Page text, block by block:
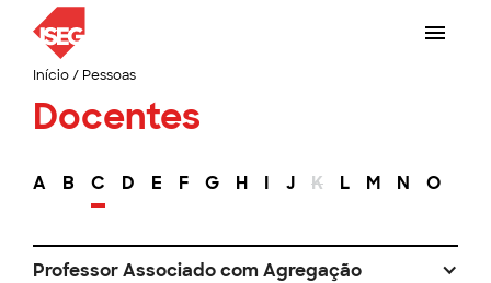
Início/ Pessoas
Docentes
A B C D E F G H I J K L M N O
Professor Associado com Agregação